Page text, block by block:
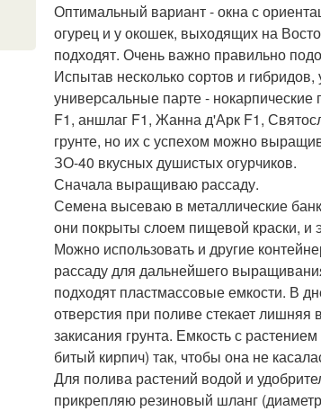
Оптимальный вариант - окна с
огурец и у окошек, выходящих на
подходят. Очень важно правильно
Испытав несколько сортов и
универсальные парте - нокарпические
F1, аншлаг F1, Жанна д'Арк F1,
грунте, но их с успехом можно
ЗО-40 вкусных душистых огурчиков.
Сначала выращиваю рассаду.
Семена высеваю в металлические
они покрыты слоем пищевой краски, и
Можно использовать и другие
рассаду для дальнейшего
подходят пластмассовые емкости. В
отверстия при поливе стекает
закисания грунта. Емкость с
битый кирпич) так, чтобы она не
Для полива растений водой и
прикрепляю резиновый шланг